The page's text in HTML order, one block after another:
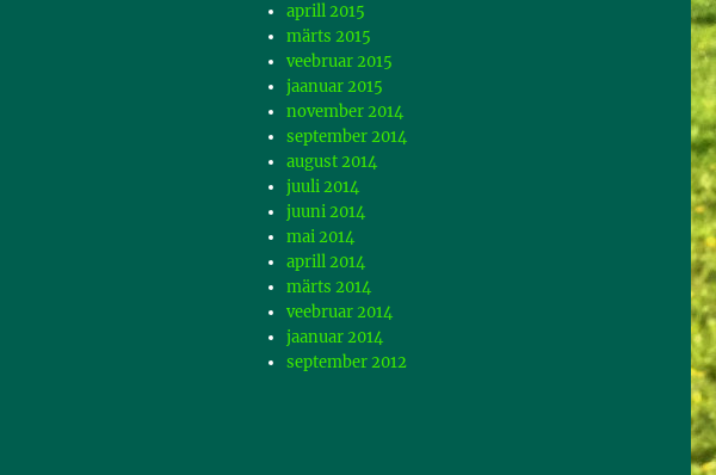
aprill 2015
märts 2015
veebruar 2015
jaanuar 2015
november 2014
september 2014
august 2014
juuli 2014
juuni 2014
mai 2014
aprill 2014
märts 2014
veebruar 2014
jaanuar 2014
september 2012